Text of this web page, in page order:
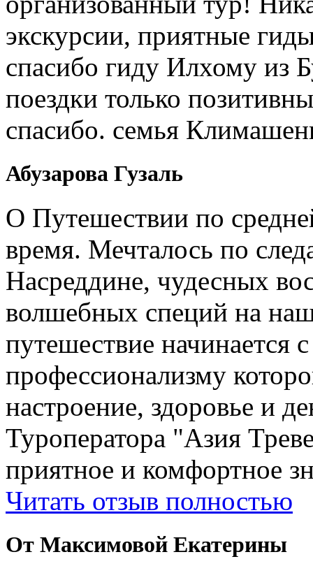
экскурсии, приятные
спасибо гиду Илхому из
поездки только
спасибо. семья
Абузарова Гузаль
О Путешествии по
время. Мечталось по
Насреддине, чудесных
волшебных специй на
путешествие
профессионализму
настроение, здоровье и
Туроператора "Азия
приятное и комфортное
Читать отзыв полностью
От Максимовой Екатерины